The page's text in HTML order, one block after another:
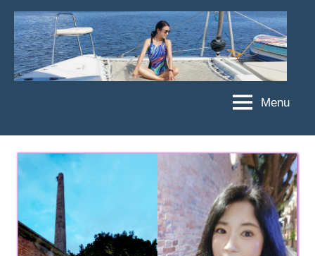
Skip
content
菲
亞
娃
JEFFIA
FANG
亞
娃
團、
主
Menu